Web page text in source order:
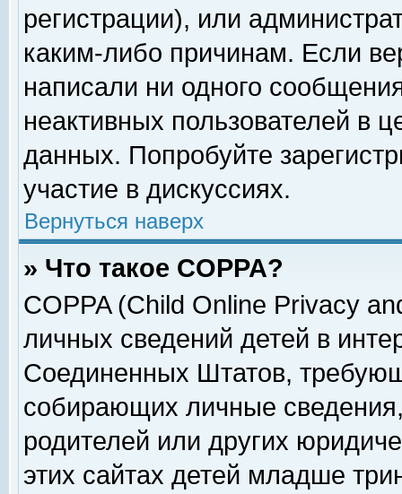
регистрации), или
каким-либо причинам. Если
написали ни одного
неактивных пользователей в
данных. Попробуйте
участие в дискуссиях.
Вернуться наверх
» Что такое COPPA?
COPPA (Child Online Privacy
личных сведений детей в
Соединенных Штатов,
собирающих личные
родителей или других
этих сайтах детей младше